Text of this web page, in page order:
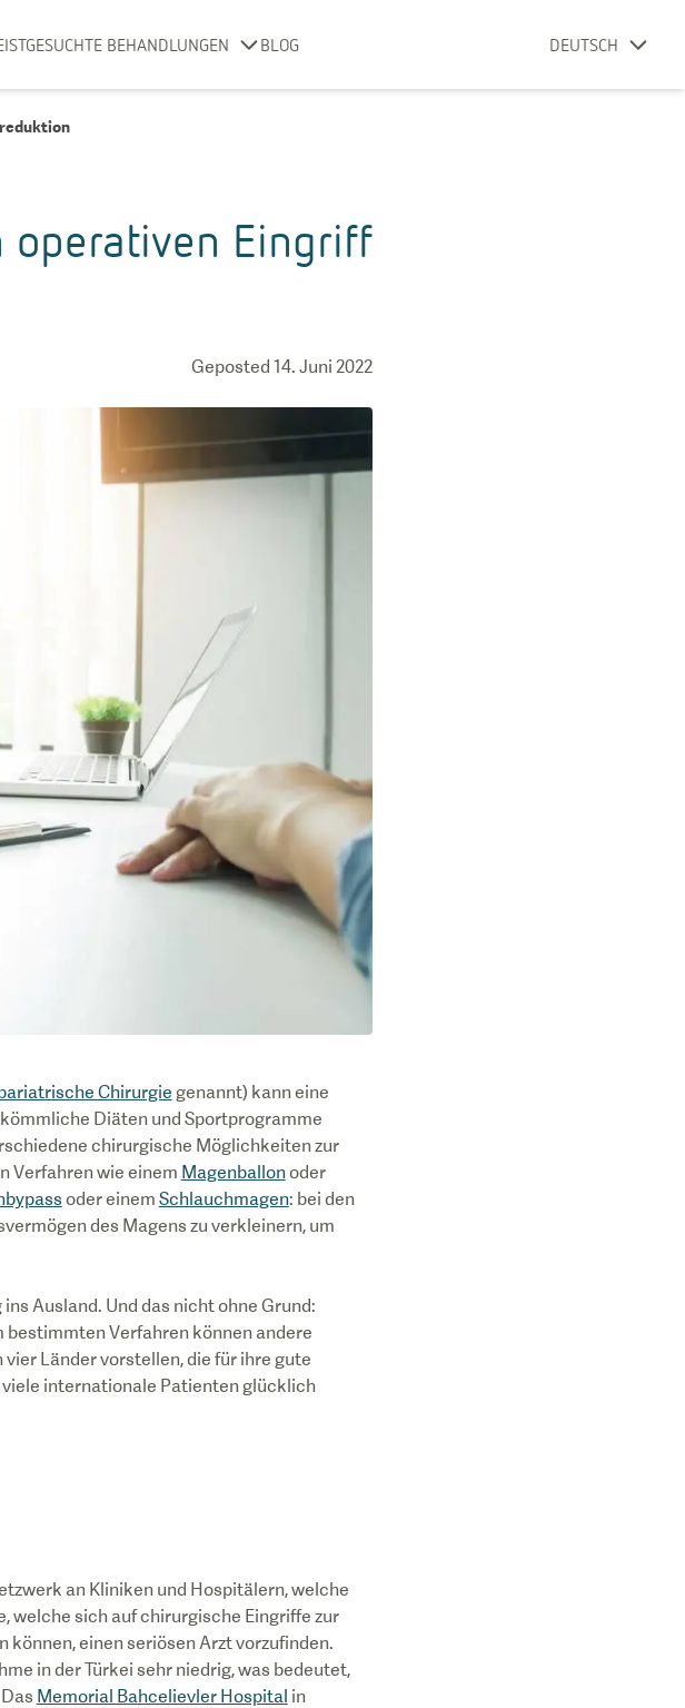
BEHANDLUNGEN BLOG DEUTSCH
operativen Eingriff
Geposted 14. Juni 2022
Chirurgie genannt) kann eine
Diäten und Sportprogramme
chirurgische Möglichkeiten zur
Verfahren wie einem Magenballonoder
oder einem Schlauchmagen: bei den
des Magens zu verkleinern, um
Ausland. Und das nicht ohne Grund:
bestimmten Verfahren können andere
Länder vorstellen, die für ihre gute
internationale Patienten glücklich
an Kliniken und Hospitälern, welche
welche sich auf chirurgische Eingriffe zur
können, einen seriösen Arzt vorzufinden.
in der Türkei sehr niedrig, was bedeutet,
Memorial Bahcelievler Hospital in